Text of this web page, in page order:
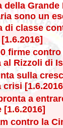
della
sono un
di classe
firme
Rizzoli di
sulla
a
contro la